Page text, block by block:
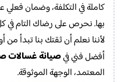
كاملة في التكلفة، وضمان فعلي
بها. نحرص على رضاك التام في
لأننا نعلم أن ثقتك بنا تبدأ
أفضل فني فيصيانة غسالات
المعتمد، الوجهة الموثوقة.